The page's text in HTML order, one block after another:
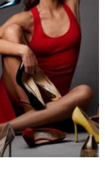
в курсі всіх
СТИЛЬ
СТИЛЬ
МОДИ
взуття
взуття осінь 2016